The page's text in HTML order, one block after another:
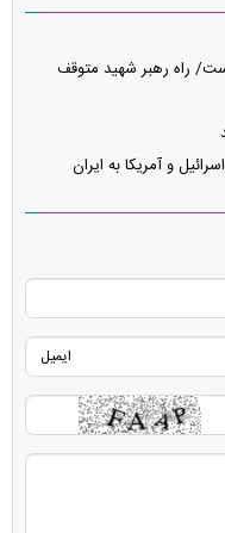
راه رهبر شهید متوقف
و آمریکا به ایران